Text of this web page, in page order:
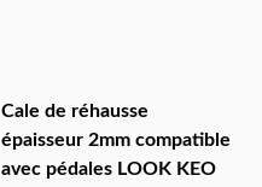
Cale de réhausse
épaisseur 2mm compatible
avec pédales LOOK KEO